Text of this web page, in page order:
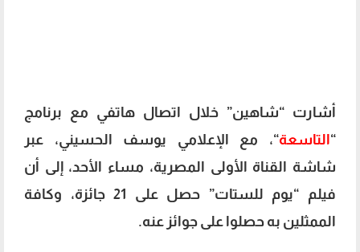
أشارت “شاهين” خلال اتصال هاتفي مع برنامج
“التاسعة“، مع الإعلامي يوسف الحسيني، عبر
شاشة القناة الأولى المصرية، مساء الأحد، إلى أن
فيلم “يوم للستات” حصل على 21 جائزة، وكافة
الممثلين به حصلوا على جوائز عنه.